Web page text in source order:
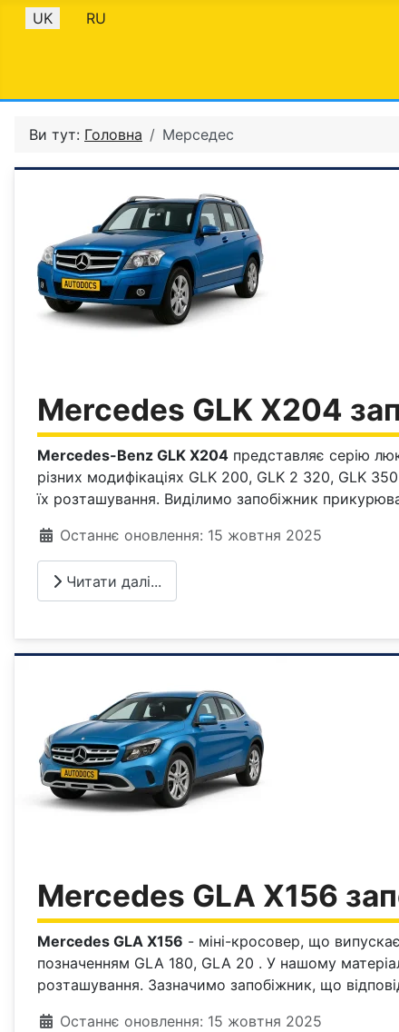
Оберіть свою мову
UK RU
Ви тут: Головна Мерседес
Mercedes GLK X204
Mercedes-Benz GLK X204 представляє серію
різних модифікаціях GLK 200, GLK 2 320, GLK
їх розташування. Виділимо запобіжник
Деталі
Останнє оновлення: 15 жовтня 2025
Читати далі...
Mercedes GLA X156
Mercedes GLA X156 - міні-кросовер, що
позначенням GLA 180, GLA 20 . У нашому
розташування. Зазначимо запобіжник, що
Деталі
Останнє оновлення: 15 жовтня 2025